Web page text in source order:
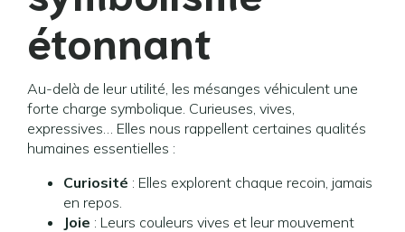
étonnant
Au-delà de leur utilité, les mésanges véhiculent une
forte charge symbolique. Curieuses, vives,
expressives… Elles nous rappellent certaines qualités
humaines essentielles :
Curiosité : Elles explorent chaque recoin, jamais
en repos.
Joie : Leurs couleurs vives et leur mouvement